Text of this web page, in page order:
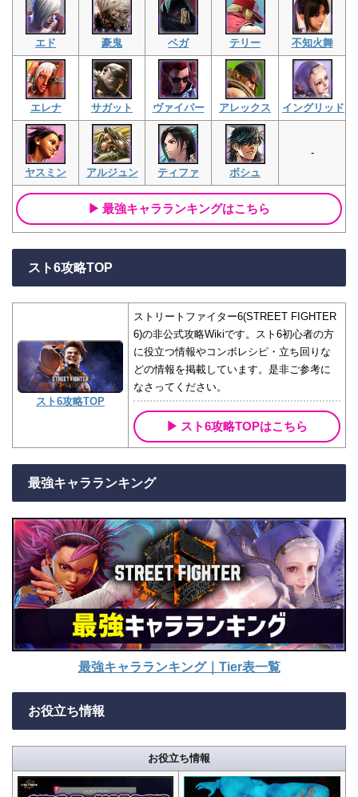
エド 豪鬼 ベガ テリー 不知火舞
エレナ サガット ヴァイパー アレックス イングリッド
ヤスミン アルジュン ティファ ボシュ
-
最強キャラランキングはこちら
スト6攻略TOP
スト6攻略TOP
ストリートファイター6(STREET FIGHTER
6)の非公式攻略Wikiです。スト6初心者の方
に役立つ情報やコンボレシピ・立ち回りな
どの情報を掲載しています。是非ご参考に
なさってください。
スト6攻略TOPはこちら
最強キャラランキング
最強キャラランキング｜Tier表一覧
お役立ち情報
お役立ち情報